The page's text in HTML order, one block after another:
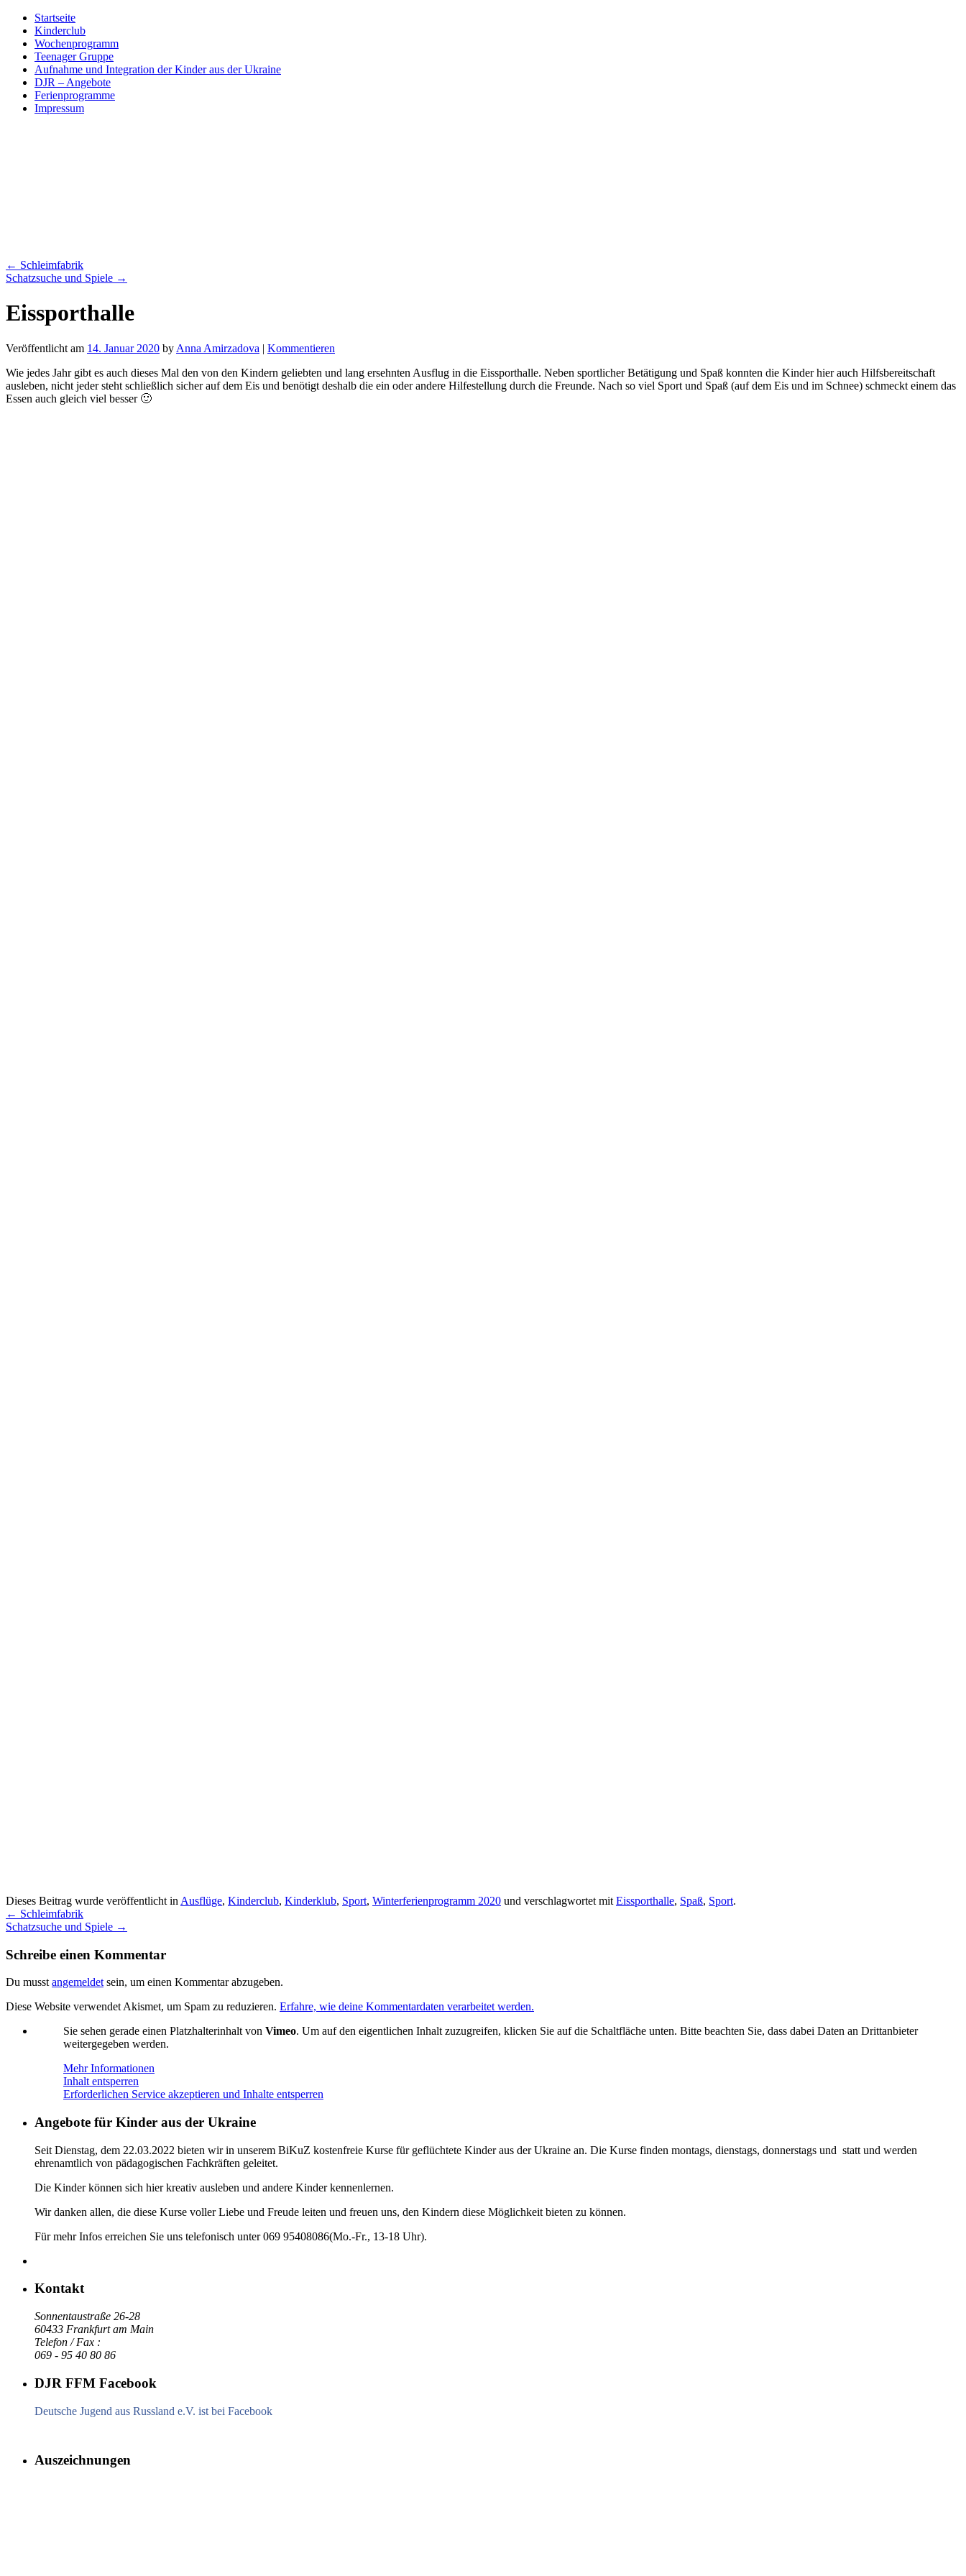
Skip
content
Startseite
Kinderclub
Wochenprogramm
Teenager Gruppe
Aufnahme und Integration der Kinder aus der Ukraine
DJR – Angebote
Ferienprogramme
Impressum
← Schleimfabrik
Schatzsuche und Spiele →
Eissporthalle
Veröffentlicht am 14. Januar 2020 by Anna Amirzadova | Kommentieren
Wie jedes Jahr gibt es auch dieses Mal den von den Kindern geliebten und lang ersehnten Ausflug in die Eissporthalle. Neben sportlicher Betätigung und Spaß konnten die Kinder hier auch Hilfsbereitschaft
ausleben, nicht jeder steht schließlich sicher auf dem Eis und benötigt deshalb die ein oder andere Hilfestellung durch die Freunde. Nach so viel Sport und Spaß (auf dem Eis und im Schnee) schmeckt einem das
Essen auch gleich viel besser 🙂
Dieses Beitrag wurde veröffentlicht in Ausflüge, Kinderclub, Kinderklub, Sport, Winterferienprogramm 2020 und verschlagwortet mit Eissporthalle, Spaß, Sport.
← Schleimfabrik
Schatzsuche und Spiele →
Schreibe einen Kommentar
Du musst angemeldet sein, um einen Kommentar abzugeben.
Diese Website verwendet Akismet, um Spam zu reduzieren. Erfahre, wie deine Kommentardaten verarbeitet werden.
Sie sehen gerade einen Platzhalterinhalt von Vimeo. Um auf den eigentlichen Inhalt zuzugreifen, klicken Sie auf die Schaltfläche unten. Bitte beachten Sie, dass dabei Daten an Drittanbieter
weitergegeben werden.
Mehr Informationen
Inhalt entsperren
Erforderlichen Service akzeptieren und Inhalte entsperren
Angebote für Kinder aus der Ukraine
Seit Dienstag, dem 22.03.2022 bieten wir in unserem BiKuZ kostenfreie Kurse für geflüchtete Kinder aus der Ukraine an. Die Kurse finden montags, dienstags, donnerstags und statt und werden
ehrenamtlich von pädagogischen Fachkräften geleitet.
Die Kinder können sich hier kreativ ausleben und andere Kinder kennenlernen.
Wir danken allen, die diese Kurse voller Liebe und Freude leiten und freuen uns, den Kindern diese Möglichkeit bieten zu können.
Für mehr Infos erreichen Sie uns telefonisch unter 069 95408086(Mo.-Fr., 13-18 Uhr).
Kontakt
Sonnentaustraße 26-28
60433 Frankfurt am Main
Telefon / Fax :
069 - 95 40 80 86
DJR FFM Facebook
Deutsche Jugend aus Russland e.V. ist bei Facebook
Auszeichnungen